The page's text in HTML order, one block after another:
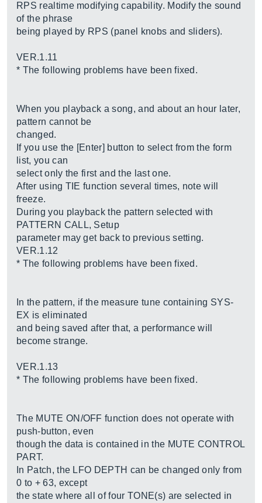
RPS realtime modifying capability. Modify the sound
of the phrase
being played by RPS (panel knobs and sliders).
VER.1.11
* The following problems have been fixed.
When you playback a song, and about an hour later,
pattern cannot be
changed.
If you use the [Enter] button to select from the form
list, you can
select only the first and the last one.
After using TIE function several times, note will
freeze.
During you playback the pattern selected with
PATTERN CALL, Setup
parameter may get back to previous setting.
VER.1.12
* The following problems have been fixed.
In the pattern, if the measure tune containing SYS-
EX is eliminated
and being saved after that, a performance will
become strange.
VER.1.13
* The following problems have been fixed.
The MUTE ON/OFF function does not operate with
push-button, even
though the data is contained in the MUTE CONTROL
PART.
In Patch, the LFO DEPTH can be changed only from
0 to + 63, except
the state where all of four TONE(s) are selected in